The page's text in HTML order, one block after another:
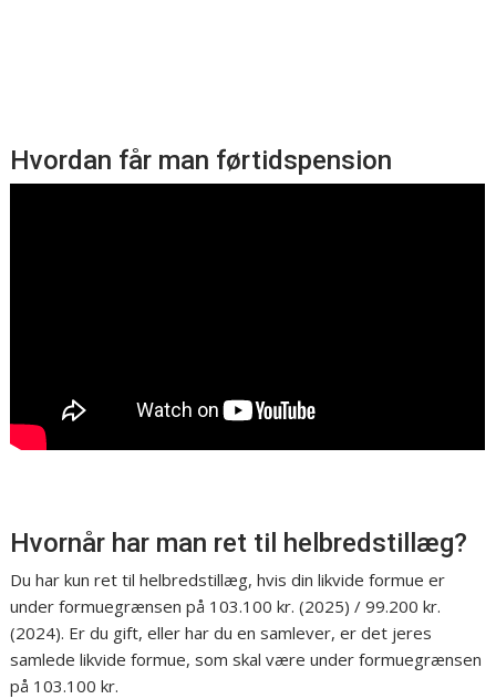
Hvordan får man førtidspension
Hvornår har man ret til helbredstillæg?
Du har kun ret til helbredstillæg, hvis din likvide formue er
under formuegrænsen på 103.100 kr. (2025) / 99.200 kr.
(2024). Er du gift, eller har du en samlever, er det jeres
samlede likvide formue, som skal være under formuegrænsen
på 103.100 kr.